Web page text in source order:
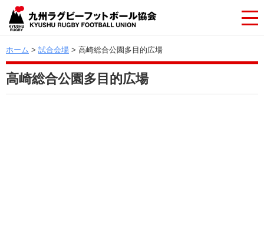
ホーム > 試合会場 > 高崎総合公園多目的広場
高崎総合公園多目的広場